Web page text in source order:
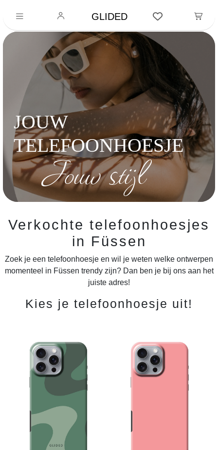
GLIDED
JOUW
TELEFOONHOESJE
Jouw stijl
Verkochte telefoonhoesjes
in Füssen
Zoek je een telefoonhoesje en wil je weten welke ontwerpen
momenteel in Füssen trendy zijn? Dan ben je bij ons aan het
juiste adres!
Kies je telefoonhoesje uit!